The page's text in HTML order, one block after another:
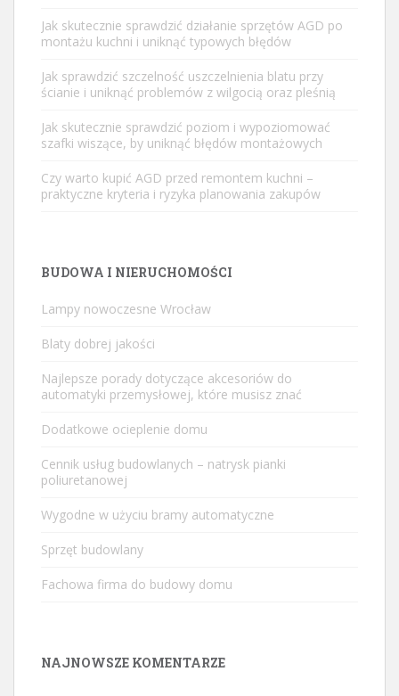
Jak skutecznie sprawdzić działanie sprzętów AGD po
montażu kuchni i uniknąć typowych błędów
Jak sprawdzić szczelność uszczelnienia blatu przy
ścianie i uniknąć problemów z wilgocią oraz pleśnią
Jak skutecznie sprawdzić poziom i wypoziomować
szafki wiszące, by uniknąć błędów montażowych
Czy warto kupić AGD przed remontem kuchni –
praktyczne kryteria i ryzyka planowania zakupów
BUDOWA I NIERUCHOMOŚCI
Lampy nowoczesne Wrocław
Blaty dobrej jakości
Najlepsze porady dotyczące akcesoriów do
automatyki przemysłowej, które musisz znać
Dodatkowe ocieplenie domu
Cennik usług budowlanych – natrysk pianki
poliuretanowej
Wygodne w użyciu bramy automatyczne
Sprzęt budowlany
Fachowa firma do budowy domu
NAJNOWSZE KOMENTARZE